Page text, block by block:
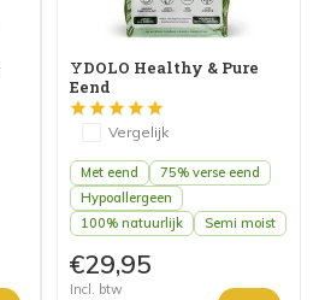
YDOLO Healthy & Pure
Eend
Vergelijk
Met eend
75% verse eend
Hypoallergeen
100% natuurlijk
Semi moist
€29,95
Incl. btw